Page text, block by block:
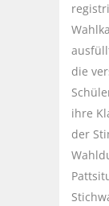
die
ihre
der